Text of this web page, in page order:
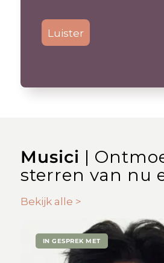
Luister
Musici |
sterren van nu
Bekijk alle >
IN GESPREK MET